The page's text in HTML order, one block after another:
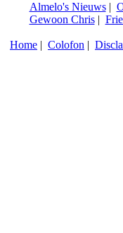
Almelo's Nieuws|
Gewoon Chris|
Home | Colofon |